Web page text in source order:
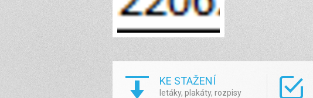
KE STAŽENÍ
letáky, plakáty, rozpisy